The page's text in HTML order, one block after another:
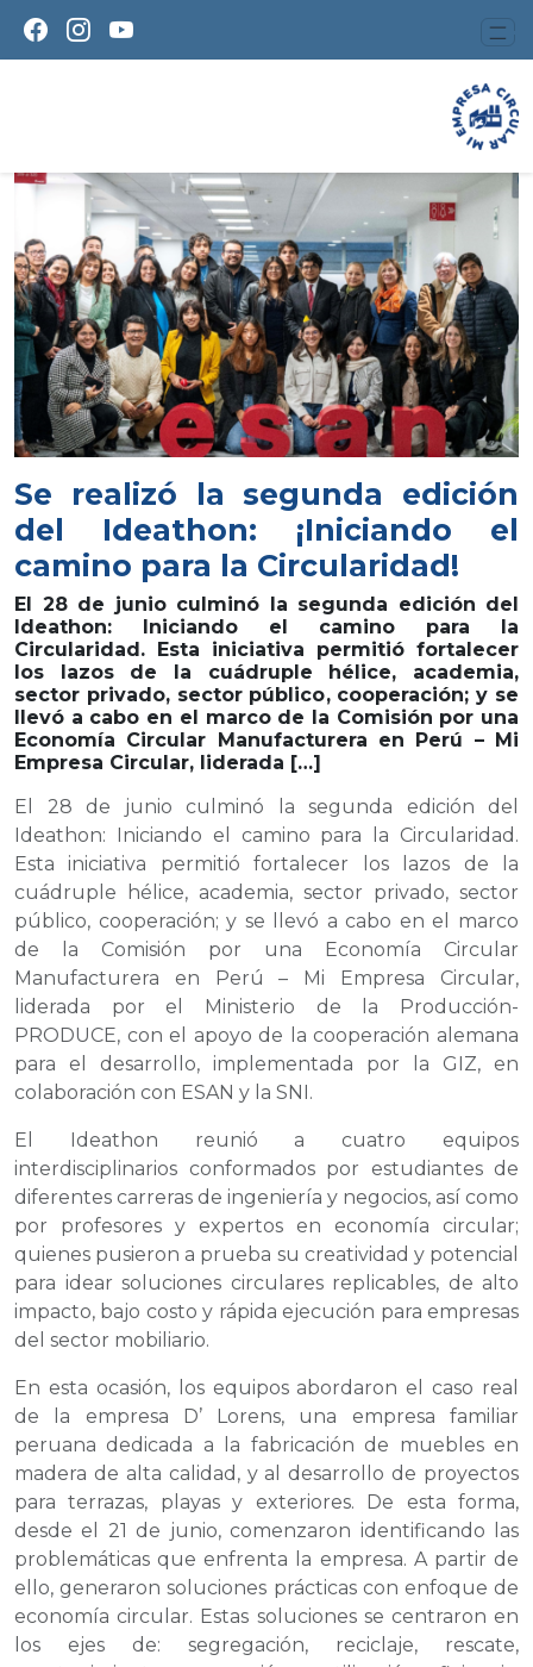
Se realizó la segunda edición
del Ideathon: ¡Iniciando el
camino para la Circularidad!
El 28 de junio culminó la segunda edición del
Ideathon: Iniciando el camino para la
Circularidad. Esta iniciativa permitió fortalecer
los lazos de la cuádruple hélice, academia,
sector privado, sector público, cooperación; y se
llevó a cabo en el marco de la Comisión por una
Economía Circular Manufacturera en Perú – Mi
Empresa Circular, liderada […]
El 28 de junio culminó la segunda edición del
Ideathon: Iniciando el camino para la Circularidad.
Esta iniciativa permitió fortalecer los lazos de la
cuádruple hélice, academia, sector privado, sector
público, cooperación; y se llevó a cabo en el marco
de la Comisión por una Economía Circular
Manufacturera en Perú – Mi Empresa Circular,
liderada por el Ministerio de la Producción-
PRODUCE, con el apoyo de la cooperación alemana
para el desarrollo, implementada por la GIZ, en
colaboración con ESAN y la SNI.
El Ideathon reunió a cuatro equipos
interdisciplinarios conformados por estudiantes de
diferentes carreras de ingeniería y negocios, así como
por profesores y expertos en economía circular;
quienes pusieron a prueba su creatividad y potencial
para idear soluciones circulares replicables, de alto
impacto, bajo costo y rápida ejecución para empresas
del sector mobiliario.
En esta ocasión, los equipos abordaron el caso real
de la empresa D’ Lorens, una empresa familiar
peruana dedicada a la fabricación de muebles en
madera de alta calidad, y al desarrollo de proyectos
para terrazas, playas y exteriores. De esta forma,
desde el 21 de junio, comenzaron identificando las
problemáticas que enfrenta la empresa. A partir de
ello, generaron soluciones prácticas con enfoque de
economía circular. Estas soluciones se centraron en
los ejes de: segregación, reciclaje, rescate,